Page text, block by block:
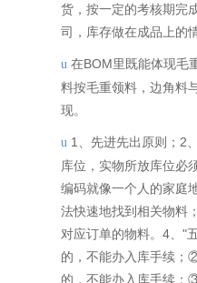
货，按一定的考核期完
司，库存做在成品上的
u 在BOM里既能体现毛
料按毛重领料，边角料
现。
u 1、先进先出原则；2
库位，实物所放库位必
编码就像一个人的家庭
法快速地找到相关物料
对应订单的物料。4、"
的，不能办入库手续；
的，不能办入库手续；